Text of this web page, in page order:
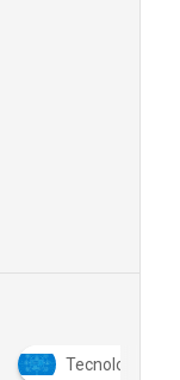
Tecnología y